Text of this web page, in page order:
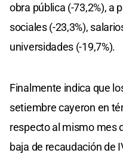
obra pública (-73,2%), a
sociales (-23,3%),
universidades (-19,7%).
Finalmente indica que
setiembre cayeron en
respecto al mismo mes
baja de recaudación de